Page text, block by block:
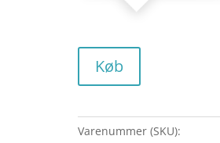
Køb
Varenummer (SKU):